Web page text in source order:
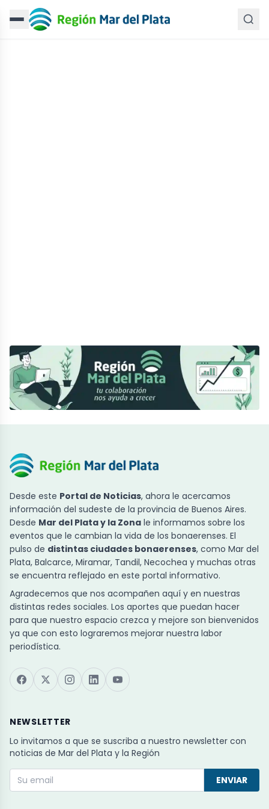
Desde este Portal de Noticias, ahora le acercamos
información del sudeste de la provincia de Buenos Aires.
Desde Mar del Plata y la Zona le informamos sobre los
eventos que le cambian la vida de los bonaerenses. El
pulso de distintas ciudades bonaerenses, como Mar del
Plata, Balcarce, Miramar, Tandil, Necochea y muchas otras
se encuentra reflejado en este portal informativo.
Agradecemos que nos acompañen aquí y en nuestras
distintas redes sociales. Los aportes que puedan hacer
para que nuestro espacio crezca y mejore son bienvenidos
ya que con esto lograremos mejorar nuestra labor
periodística.
NEWSLETTER
Lo invitamos a que se suscriba a nuestro newsletter con
noticias de Mar del Plata y la Región
ENVIAR